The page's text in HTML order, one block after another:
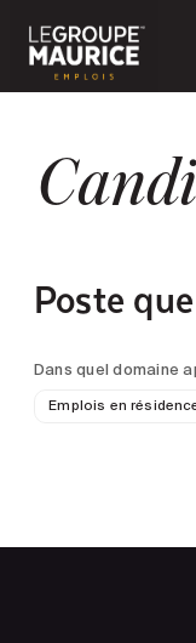
Poste
Dans quel domaine
Emplois en